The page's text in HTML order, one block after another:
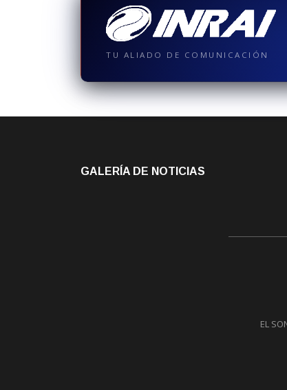
TU ALIADO DE COMUNICACIÓN
GALERÍA DE NOTICIAS
EL